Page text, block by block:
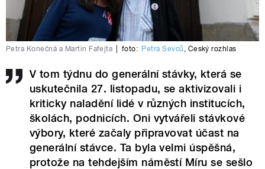
Petra Konečná a Martin Fafejta foto: Petra Ševců Český rozhlas
V tom týdnu do generální stávky, která se
uskutečnila 27. listopadu, se aktivizovali i
kriticky naladění lidé v různých institucích,
školách, podnicích. Oni vytvářeli stávkové
výbory, které začaly připravovat účast na
generální stávce. Ta byla velmi úspěšná,
protože na tehdejším náměstí Míru se sešlo